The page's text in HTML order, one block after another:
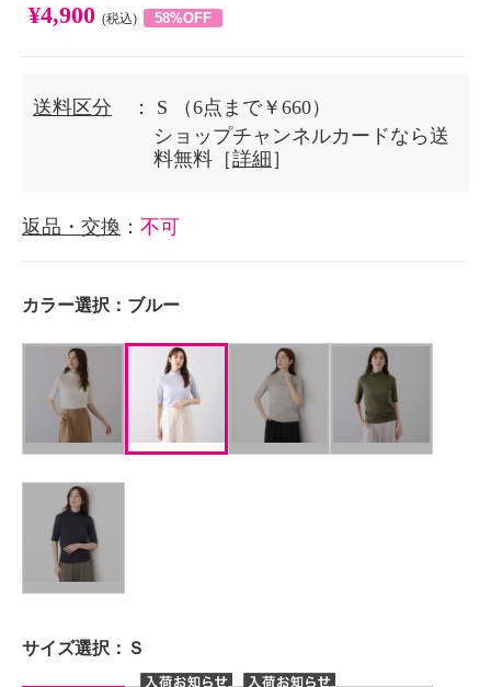
¥4,900 (税込) 58%OFF
送料区分 ： S
（6点まで￥660）
ショップチャンネルカードなら送
料無料［詳細 ］
返品・交換 ： 不可
カラー選択： ブルー
サイズ選択： Ｓ